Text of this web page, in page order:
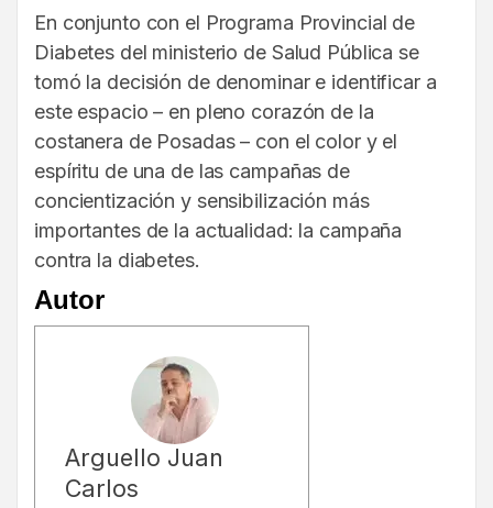
En conjunto con el Programa Provincial de
Diabetes del ministerio de Salud Pública se
tomó la decisión de denominar e identificar a
este espacio – en pleno corazón de la
costanera de Posadas – con el color y el
espíritu de una de las campañas de
concientización y sensibilización más
importantes de la actualidad: la campaña
contra la diabetes.
Autor
Arguello Juan
Carlos